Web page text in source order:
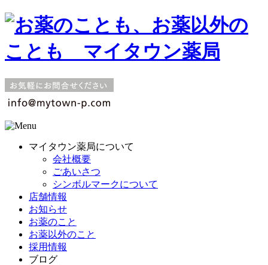
マイタウン薬局について
会社概要
ごあいさつ
シンボルマークについて
店舗情報
お知らせ
お薬のこと
お薬以外のこと
採用情報
ブログ